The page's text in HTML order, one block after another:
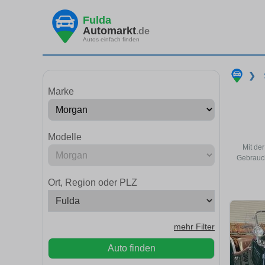
Fulda
Automarkt.de
Autos einfach finden
Marke
Modelle
Ort, Region oder PLZ
mehr Filter
Auto finden
❯
Mit